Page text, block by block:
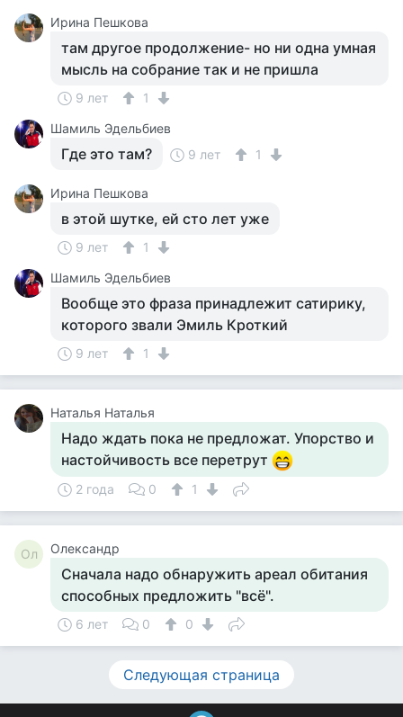
Ирина Пешкова
там другое продолжение- но ни одна умная
мысль на собрание так и не пришла
9 лет
1
Шамиль Эдельбиев
Где это там? 9 лет 1
Ирина Пешкова
в этой шутке, ей сто лет уже
9 лет
1
Шамиль Эдельбиев
Вообще это фраза принадлежит сатирику,
которого звали Эмиль Кроткий
9 лет 1
Наталья Наталья
Надо ждать пока не предложат. Упорство и
настойчивость все перетрут
2 года 0 1
Ол Олександр
Сначала надо обнаружить ареал обитания
способных предложить "всё".
6 лет 0 0
Следующая страница